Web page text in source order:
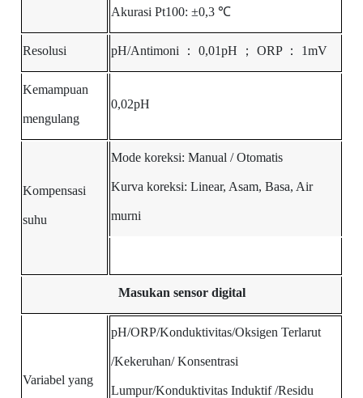
Akurasi Pt100: ±0,3 ℃
Resolusi pH/Antimoni ： 0,01pH ； ORP ： 1mV
Kemampuan
mengulang
0,02pH
Kompensasi
suhu
Mode koreksi: Manual / Otomatis
Kurva koreksi: Linear, Asam, Basa, Air
murni
Masukan sensor digital
Variabel yang
pH/ORP/Konduktivitas/Oksigen Terlarut
/Kekeruhan/ Konsentrasi
Lumpur/Konduktivitas Induktif /Residu